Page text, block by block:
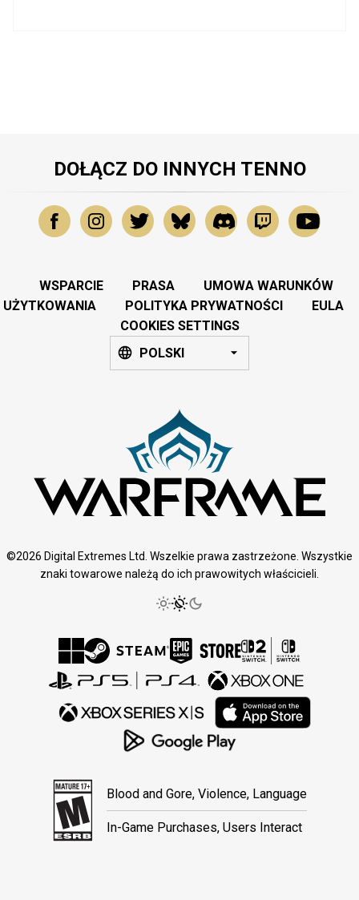
DOŁĄCZ DO INNYCH TENNO
WSPARCIE PRASA
UMOWA WARUNKÓW
UŻYTKOWANIA
POLITYKA PRYWATNOŚCI
EULA
COOKIES SETTINGS
POLSKI
©2026 Digital Extremes Ltd. Wszelkie prawa zastrzeżone. Wszystkie
znaki towarowe należą do ich prawowitych właścicieli.
Blood and Gore, Violence, Language
In-Game Purchases, Users Interact